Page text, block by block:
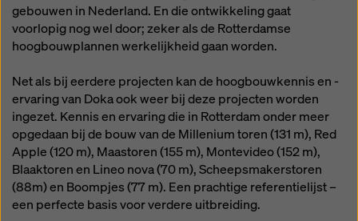
gebouwen in Nederland. En die ontwikkeling gaat
voorlopig nog wel door; zeker als de Rotterdamse
hoogbouwplannen werkelijkheid gaan worden.
Net als bij eerdere projecten kan de hoogbouwkennis en -
ervaring van Doka ook weer bij deze projecten worden
ingezet. Kennis en ervaring die in Rotterdam onder meer
opgedaan bij de bouw van de Millenium toren (131 m), Red
Apple (120 m), Maastoren (155 m), Montevideo (152 m),
Blaaktoren en Lineo nova (70 m), Scheepsmakerstoren
(88m) en Boompjes (77 m). Een prachtige referentielijst –
een perfecte basis voor verdere uitbreiding.
rechtsmiddelen bestaan. U kunt alle cookies waarvoor
toestemming is vereist weigeren door te klikken op
'Weigeren' of door uwcookie-instellingenaan te
passen door te klikken op cookie-instellingen
onderaan deze website en de betreffende
selectievakjes te gebruiken. U kunt uw toestemming
te allen tijde intrekken met werking voor de toekomst
en zonder opgaaf van reden door te klikken op
cookie-instellingenonderaan deze website.
Meer informatie over onze cookiesin ons
privacybeleid. Wij bieden u ook de mogelijkheid om
uw cookies te selecteren (geavanceerde cookie-